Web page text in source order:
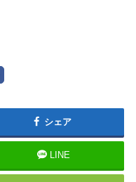
シェア
LINE